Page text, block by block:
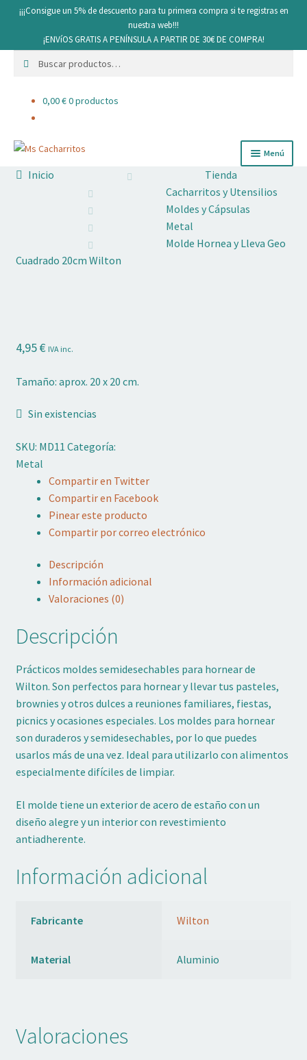
¡¡¡Consigue un 5% de descuento para tu primera compra si te registras en
nuestra web!!!
¡ENVíOS GRATIS A PENÍNSULA A PARTIR DE 30€ DE COMPRA!
Buscar
0,00€0 productos
Ir
la
Ir
contenido
Menú
Cacharritos y Utensilios
Kits
Textil
Temas
Marcas
OFERTAS
Mi cuenta
Blog de Repostería
Inicio
Tienda
Cacharritos y Utensilios
Moldes y Cápsulas
Metal
Molde Hornea y Lleva Geo
Cuadrado 20cm Wilton
4,95€ IVA inc.
Tamaño: aprox. 20 x 20 cm.
Sin existencias
SKU: MD11 Categoría:
Metal
Compartir en Twitter
Compartir en Facebook
Pinear este producto
Compartir por correo electrónico
Descripción
Información adicional
Valoraciones (0)
Descripción
Prácticos moldes semidesechables para hornear de
Wilton. Son perfectos para hornear y llevar tus pasteles,
brownies y otros dulces a reuniones familiares, fiestas,
picnics y ocasiones especiales. Los moldes para hornear
son duraderos y semidesechables, por lo que puedes
usarlos más de una vez. Ideal para utilizarlo con alimentos
especialmente difíciles de limpiar.
El molde tiene un exterior de acero de estaño con un
diseño alegre y un interior con revestimiento
antiadherente.
Información adicional
Fabricante Wilton
Material Aluminio
Valoraciones